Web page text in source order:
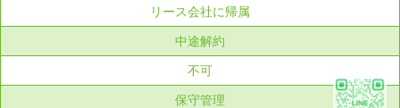
リース会社に帰属
中途解約
不可
保守管理